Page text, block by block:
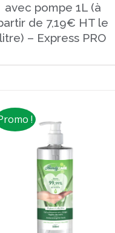
avec pompe 1L (à
de 7,19€ HT le
litre) – Express PRO
!